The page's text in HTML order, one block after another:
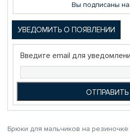
Вы подписаны на
УВЕДОМИТЬ О ПОЯВЛЕНИИ
Введите email для
Брюки для мальчиков на резиночке